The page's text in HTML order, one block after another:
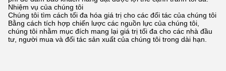
Nhiệm vụ của chúng tôi
Chúng tôi tìm cách tối đa hóa giá trị cho các đối tác của chúng tôi
Bằng cách tích hợp chiến lược các nguồn lực của chúng tôi,
chúng tôi nhằm mục đích mang lại giá trị tối đa cho các nhà đầu
tư, người mua và đối tác sản xuất của chúng tôi trong dài hạn.